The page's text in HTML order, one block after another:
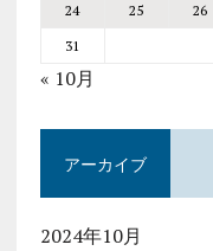
24
25 26
31
« 10月
アーカイブ
2024年10月